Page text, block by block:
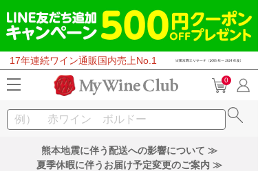
17年連続ワイン通販国内売上No.1
0
熊本地震に伴う配送への影響について ≫
夏季休暇に伴うお届け予定変更のご案内 ≫